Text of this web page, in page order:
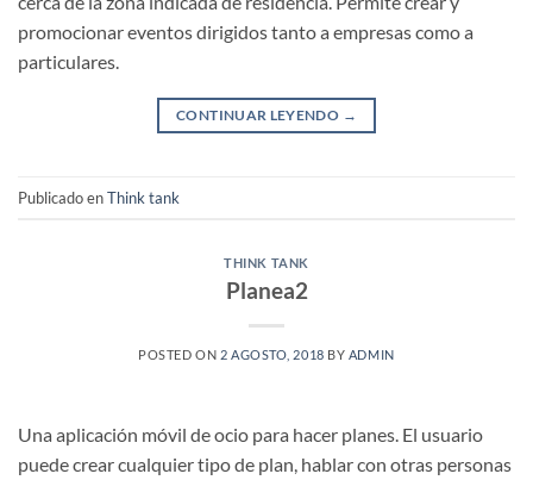
promocionar eventos dirigidos tanto a empresas como a
particulares.
CONTINUAR LEYENDO →
Publicado enThink tank
THINK TANK
Planea2
POSTED ON 2 AGOSTO, 2018 BY ADMIN
Una aplicación móvil de ocio para hacer planes. El usuario
puede crear cualquier tipo de plan, hablar con otras personas